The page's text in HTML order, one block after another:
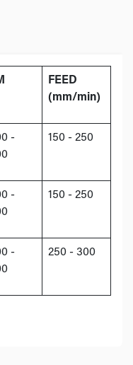
FEED
(mm/min)
-
150 - 250
-
150 - 250
-
250 - 300